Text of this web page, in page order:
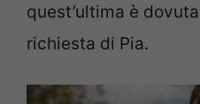
quest’ultima è
richiesta di Pia.